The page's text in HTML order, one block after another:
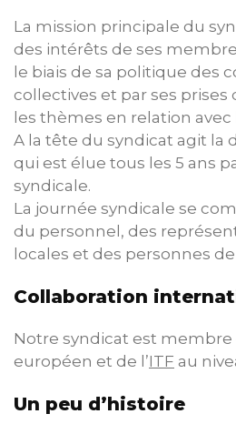
La mission principale du
des intérêts de ses
le biais de sa politique des
collectives et par ses prises
les thèmes en relation
A la tête du syndicat agit la
qui est élue tous les 5 ans
syndicale.
La journée syndicale se
du personnel, des
locales et des personnes
Collaboration
Notre syndicat est membre
européen et de l’ITF au
Un peu d’histoire